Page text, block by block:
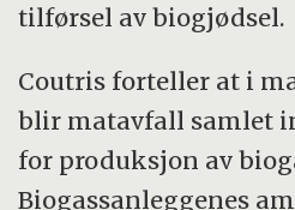
tilførsel av biogjødsel.
Coutris forteller at i
blir matavfall samlet
for produksjon av
Biogassanleggenes